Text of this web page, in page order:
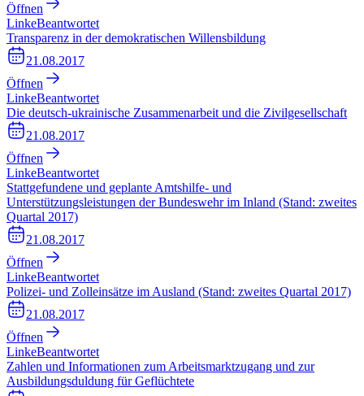
Öffnen
LinkeBeantwortet
Transparenz in der demokratischen Willensbildung
21.08.2017
Öffnen
LinkeBeantwortet
Die deutsch-ukrainische Zusammenarbeit und die Zivilgesellschaft
21.08.2017
Öffnen
LinkeBeantwortet
Stattgefundene und geplante Amtshilfe- und
Unterstützungsleistungen der Bundeswehr im Inland (Stand: zweites
Quartal 2017)
21.08.2017
Öffnen
LinkeBeantwortet
Polizei- und Zolleinsätze im Ausland (Stand: zweites Quartal 2017)
21.08.2017
Öffnen
LinkeBeantwortet
Zahlen und Informationen zum Arbeitsmarktzugang und zur
Ausbildungsduldung für Geflüchtete